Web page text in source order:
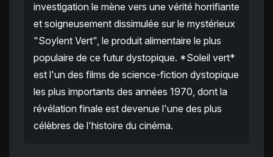
investigation le mène vers une vérité horrifiante
et soigneusement dissimulée sur le mystérieux
"Soylent Vert", le produit alimentaire le plus
populaire de ce futur dystopique. *Soleil vert*
est l'un des films de science-fiction dystopique
les plus importants des années 1970, dont la
révélation finale est devenue l'une des plus
célèbres de l'histoire du cinéma.